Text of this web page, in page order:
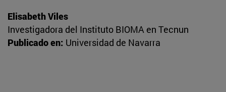
Elisabeth Viles
Investigadora del Instituto BIOMA en Tecnun
Publicado en: Universidad de Navarra